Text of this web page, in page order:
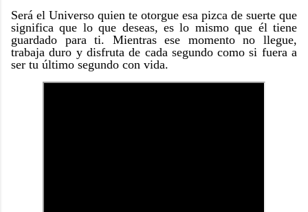
Será el Universo quien te otorgue esa pizca de suerte que
significa que lo que deseas, es lo mismo que él tiene
guardado para ti. Mientras ese momento no llegue,
trabaja duro y disfruta de cada segundo como si fuera a
ser tu último segundo con vida.